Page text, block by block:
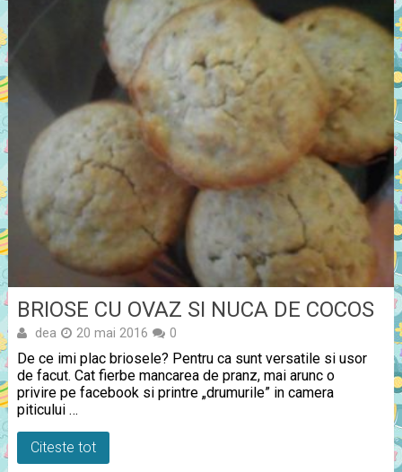
BRIOSE CU OVAZ SI NUCA DE COCOS
dea 20 mai 2016 0
De ce imi plac briosele? Pentru ca sunt versatile si usor
de facut. Cat fierbe mancarea de pranz, mai arunc o
privire pe facebook si printre „drumurile” in camera
piticului …
Citeste tot